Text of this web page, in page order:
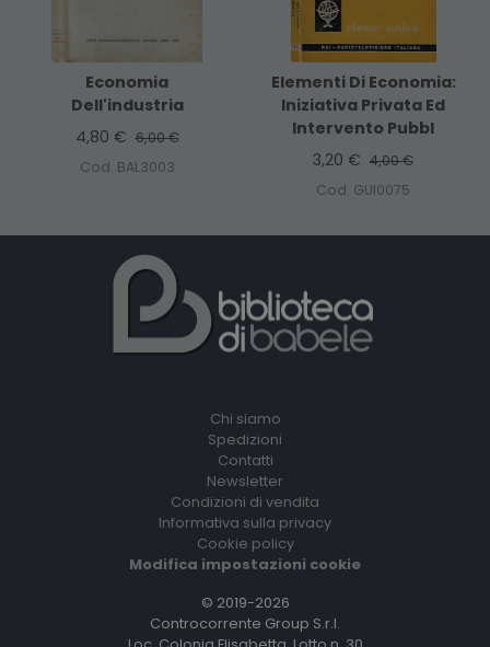
Economia
Dell'industria
4,80 € 6,00 €
Cod. BAL3003
Elementi Di Economia:
Iniziativa Privata Ed
Intervento Pubbl
3,20 € 4,00 €
Cod. GUI0075
Chi siamo
Spedizioni
Contatti
Newsletter
Condizioni di vendita
Informativa sulla privacy
Cookie policy
Modifica impostazioni cookie
© 2019-2026
Controcorrente Group S.r.l.